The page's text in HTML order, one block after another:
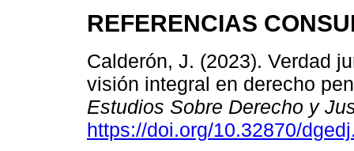
REFERENCIAS
Calderón, J. (2023). Verdad
visión integral en derecho
Estudios Sobre Derecho y
https://doi.org/10.32870/